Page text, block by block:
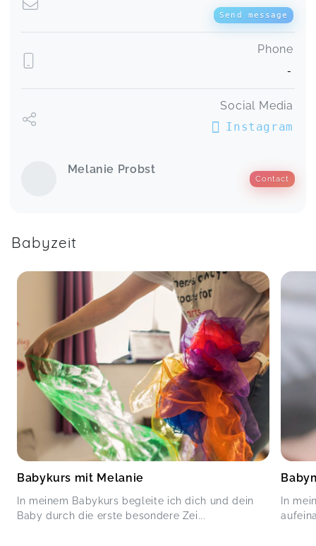
Send message
Phone
-
Social Media
Instagram
Melanie Probst
Contact
Babyzeit
Babykurs mit Melanie
In meinem Babykurs begleite ich dich und dein
Baby durch die erste besondere Zei...
In